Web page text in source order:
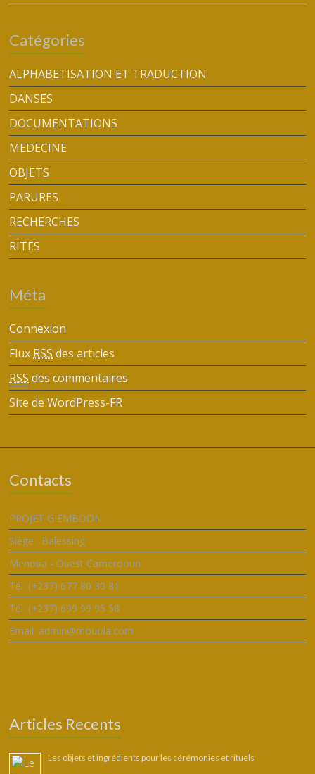
Catégories
ALPHABETISATION ET TRADUCTION
DANSES
DOCUMENTATIONS
MEDECINE
OBJETS
PARURES
RECHERCHES
RITES
Méta
Connexion
Flux RSS des articles
RSS des commentaires
Site de WordPress-FR
Contacts
PROJET GIEMBOON
Siège : Balessing
Menoua - Ouest Camerooun
Tél: (+237) 677 80 30 81
Tél: (+237) 699 99 95 58
Email: admin@mouola.com
Articles Recents
Les objets et ingrédients pour les cérémonies et rituels